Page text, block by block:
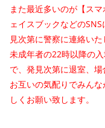
また最近多いのが【ス
ェイスブックなどの
見次第に警察に連絡い
未成年者の22時以降の
で、発見次第に退室、場
お互いの気配りでみん
しくお願い致します。